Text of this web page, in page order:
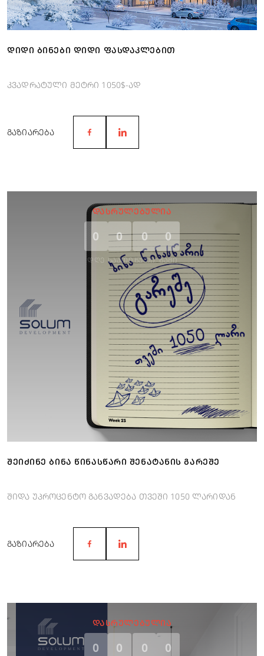
ᲓᲘᲓᲘ ᲑᲘᲜᲔᲑᲘ ᲓᲘᲓᲘ ᲤᲐᲡᲓᲐᲙᲚᲔᲑᲘᲗ
კვადრატული მეტრი 1050$-ად
ᲒᲐᲖᲘᲐᲠᲔᲑᲐ
ᲓᲐᲡᲠᲣᲚᲔᲑᲣᲚᲘᲐ
0
ᲓᲦᲔ
0
ᲡᲐᲐᲗᲘ
0
ᲬᲣᲗᲘ
0
ᲬᲐᲛᲘ
ᲨᲔᲘᲫᲘᲜᲔ ᲑᲘᲜᲐ ᲬᲘᲜᲐᲡᲬᲐᲠᲘ ᲨᲔᲜᲐᲢᲐᲜᲘᲡ ᲒᲐᲠᲔᲨᲔ
შიდა უპროცენტო განვადება თვეში 1050 ლარიდან
ᲒᲐᲖᲘᲐᲠᲔᲑᲐ
ᲓᲐᲡᲠᲣᲚᲔᲑᲣᲚᲘᲐ
0 0 0 0